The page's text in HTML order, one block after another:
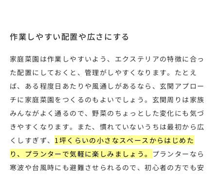
作業しやすい配置や広さにする
家庭菜園は作業しやすいよう、エクステリアの特徴に合っ
た配置にしておくと、管理がしやすくなります。たとえ
ば、ある程度日あたりや風通しがあるなら、玄関アプロー
チに家庭菜園をつくるのもよいでしょう。玄関周りは家族
みんながよく通るので、野菜のちょっとした変化にも気づ
きやすくなります。また、慣れていないうちは最初から広
くしすぎず、 1坪くらいの小さなスペースからはじめた
り、プランターで気軽に楽しみましょう。 プランターなら
寒波や台風時にも避難させられるので、初心者の方でも安